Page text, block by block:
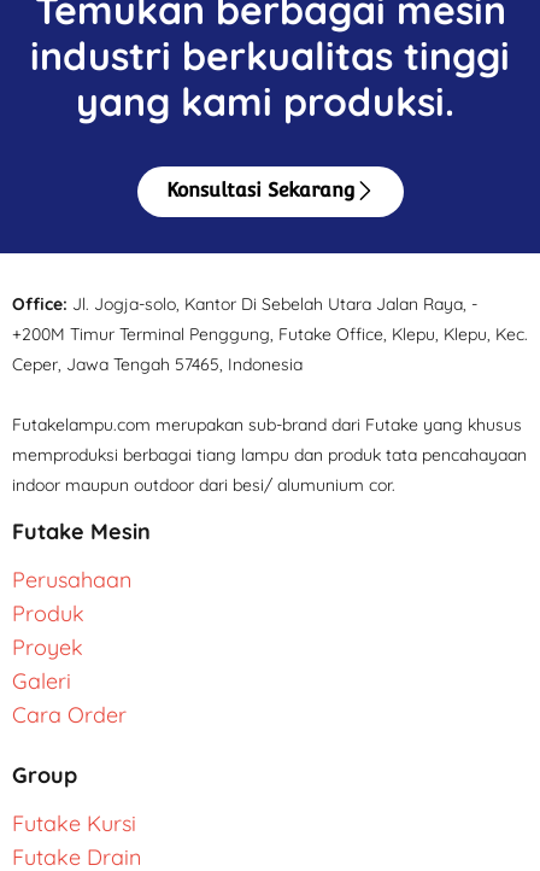
industri berkualitas tinggi
yang kami produksi.
Konsultasi Sekarang
Office: Jl. Jogja-solo, Kantor Di Sebelah Utara Jalan Raya, -
+200M Timur Terminal Penggung, Futake Office, Klepu, Klepu, Kec.
Ceper, Jawa Tengah 57465, Indonesia
Futakelampu.com merupakan sub-brand dari Futake yang khusus
memproduksi berbagai tiang lampu dan produk tata pencahayaan
indoor maupun outdoor dari besi/ alumunium cor.
Futake Mesin
Perusahaan
Produk
Proyek
Galeri
Cara Order
Group
Futake Kursi
Futake Drain